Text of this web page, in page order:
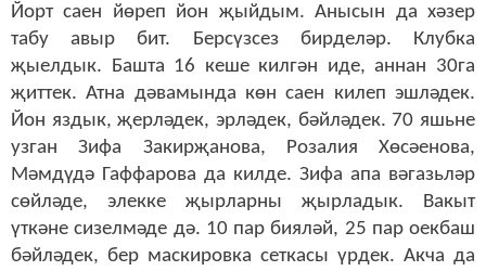
Йорт саен йөреп йон җыйдым. Анысын да хәзер
табу авыр бит. Берсүзсез бирделәр. Клубка
җыелдык. Башта 16 кеше килгән иде, аннан 30га
җиттек. Атна дәвамында көн саен килеп эшләдек.
Йон яздык, җерләдек, эрләдек, бәйләдек. 70 яшьне
узган Зифа Закирҗанова, Розалия Хөсәенова,
Мәмдүдә Гаффарова да килде. Зифа апа вәгазьләр
сөйләде, элекке җырларны җырладык. Вакыт
үткәне сизелмәде дә. 10 пар бияләй, 25 пар оекбаш
бәйләдек, бер маскировка сеткасы үрдек. Акча да